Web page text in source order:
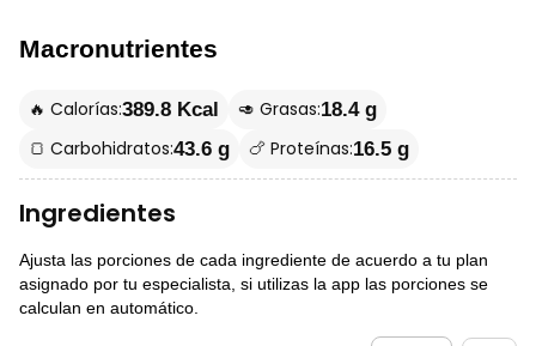
Macronutrientes
🔥 Calorías:389.8 Kcal 🥑 Grasas:18.4 g
🍞 Carbohidratos:43.6 g 🍗 Proteínas:16.5 g
Ingredientes
Ajusta las porciones de cada ingrediente de acuerdo a tu plan
asignado por tu especialista, si utilizas la app las porciones se
calculan en automático.